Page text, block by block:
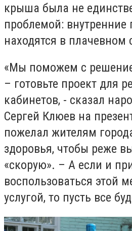
крыша была не
проблемой:
находятся в плачевном
«Мы поможем с
– готовьте проект для
кабинетов, - сказал
Сергей Клюев на
пожелал жителям
здоровья, чтобы реже
«скорую». – А если и
воспользоваться этой
услугой, то пусть все